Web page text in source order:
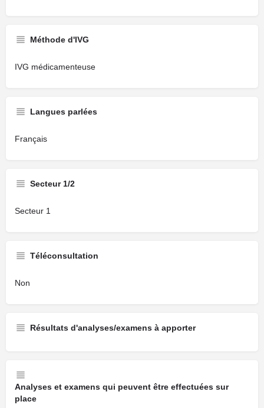
Méthode d'IVG
IVG médicamenteuse
Langues parlées
Français
Secteur 1/2
Secteur 1
Téléconsultation
Non
Résultats d'analyses/examens à apporter
Analyses et examens qui peuvent être effectuées sur
place